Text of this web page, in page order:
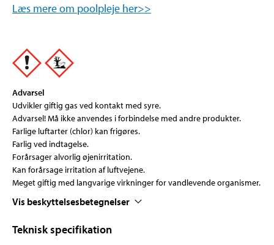
Læs mere om poolpleje her>>
Advarsel
Udvikler giftig gas ved kontakt med syre.
Advarsel! Må ikke anvendes i forbindelse med andre produkter.
Farlige luftarter (chlor) kan frigøres.
Farlig ved indtagelse.
Forårsager alvorlig øjenirritation.
Kan forårsage irritation af luftvejene.
Meget giftig med langvarige virkninger for vandlevende organismer.
Vis beskyttelsesbetegnelser
Teknisk specifikation